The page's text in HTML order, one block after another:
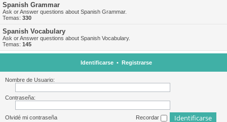
Spanish Grammar
Ask or Answer questions about Spanish Grammar.
Temas: 330
Spanish Vocabulary
Ask or Answer questions about Spanish Vocabulary.
Temas: 145
Identificarse• Registrarse
Nombre de Usuario:
Contraseña:
Olvidé mi contraseña Recordar